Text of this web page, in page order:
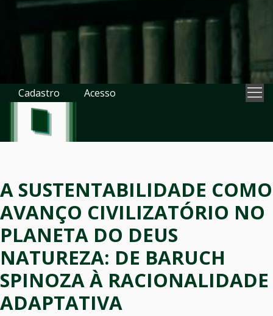
Cadastro Acesso
A SUSTENTABILIDADE COMO
AVANÇO CIVILIZATÓRIO NO
PLANETA DO DEUS
NATUREZA: DE BARUCH
SPINOZA À RACIONALIDADE
ADAPTATIVA